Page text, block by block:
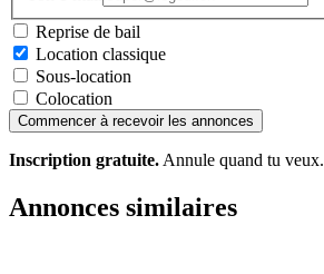
Reprise de bail
Location classique
Sous-location
Colocation
Commencer à recevoir les annonces
Inscription gratuite. Annule quand tu veux.
Annonces similaires